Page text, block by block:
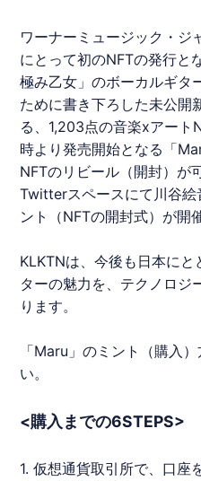
ワーナーミュージック・ジ
にとって初のNFTの発行と
極み乙女 」のボーカルギタ
ために書き下ろした未公開
る、1,203点の音楽xアート
時より発売開始となる「
NFTのリビール（開封）が
Twitterスペースにて川谷
ント（NFTの開封式）が開
KLKTNは、今後も日本に
ターの魅力を、テクノロジ
ります。
「Maru 」のミント（購入
い。
<購入までの6STEPS>
1. 仮想通貨取引所で、口座